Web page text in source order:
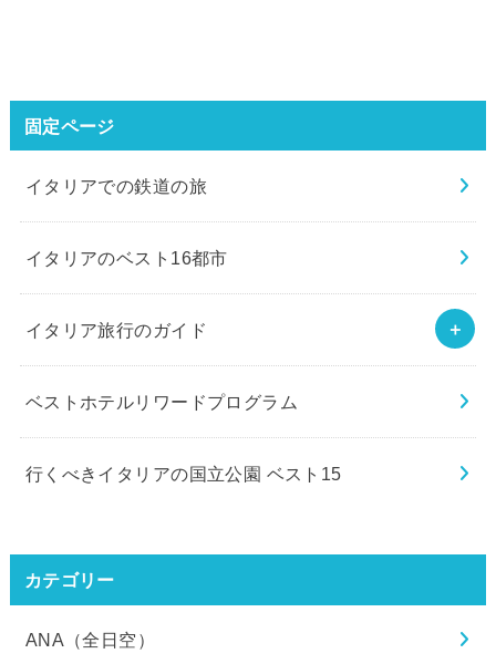
固定ページ
イタリアでの鉄道の旅
イタリアのベスト16都市
イタリア旅行のガイド
ベストホテルリワードプログラム
行くべきイタリアの国立公園 ベスト15
カテゴリー
ANA（全日空）